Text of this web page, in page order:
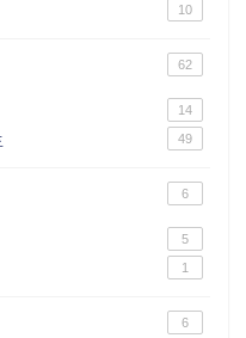
10
62
14
49
6
5
1
6